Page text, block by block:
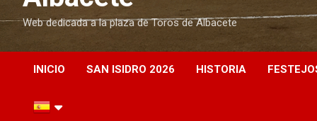
Web dedicada a la plaza de Toros de Albacete
INICIO SAN ISIDRO 2026 HISTORIA